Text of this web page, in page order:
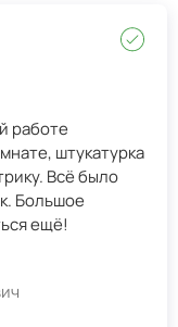
работе
штукатурка
Всё было
ещё!